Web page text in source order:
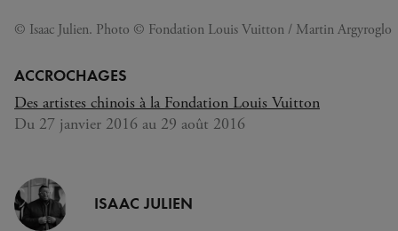
© Isaac Julien. Photo © Fondation Louis Vuitton / Martin Argyroglo
ACCROCHAGES
Des artistes chinois à la Fondation Louis Vuitton
Du 27 janvier 2016 au 29 août 2016
ISAAC JULIEN